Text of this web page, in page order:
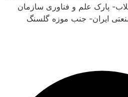
پارک علم و فناوری سازمان
ایران- جنب موزه گلسنگ